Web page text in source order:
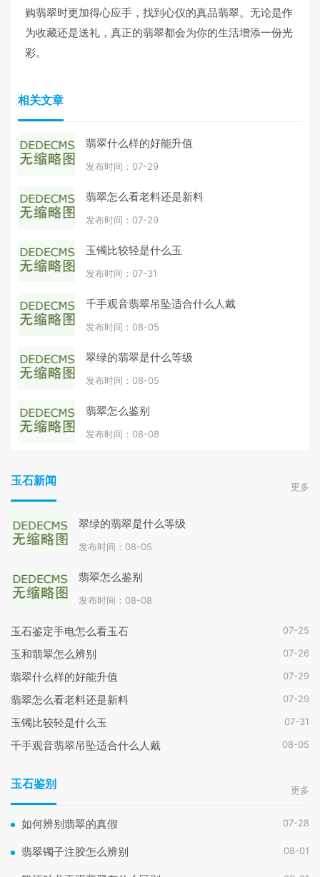
购翡翠时更加得心应手，找到心仪的真品翡翠。无论是作
为收藏还是送礼，真正的翡翠都会为你的生活增添一份光
彩。
相关文章
翡翠什么样的好能升值
发布时间：07-29
翡翠怎么看老料还是新料
发布时间：07-29
玉镯比较轻是什么玉
发布时间：07-31
千手观音翡翠吊坠适合什么人戴
发布时间：08-05
翠绿的翡翠是什么等级
发布时间：08-05
翡翠怎么鉴别
发布时间：08-08
玉石新闻 更多
翠绿的翡翠是什么等级
发布时间：08-05
翡翠怎么鉴别
发布时间：08-08
玉石鉴定手电怎么看玉石 07-25
玉和翡翠怎么辨别 07-26
翡翠什么样的好能升值 07-29
翡翠怎么看老料还是新料 07-29
玉镯比较轻是什么玉 07-31
千手观音翡翠吊坠适合什么人戴 08-05
玉石鉴别 更多
如何辨别翡翠的真假 07-28
翡翠镯子注胶怎么辨别 08-01